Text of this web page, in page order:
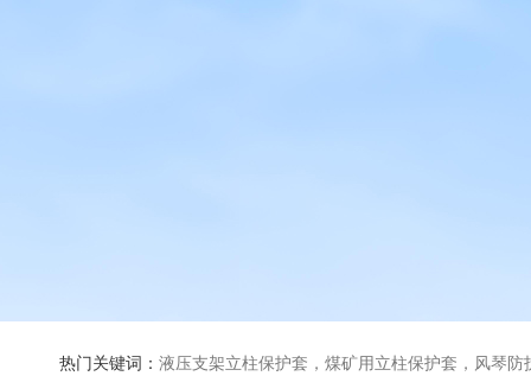
热门关键词： 液压支架立柱保护套，煤矿用立柱保护套，风琴